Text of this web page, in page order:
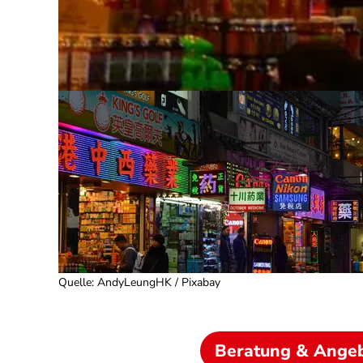
Quelle: AndyLeungHK / Pixabay
Beratung &